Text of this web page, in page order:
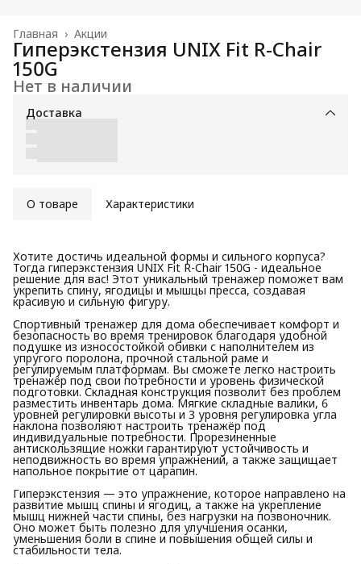
Акции
Главная ›
Гиперэкстензия UNIX Fit R-Chair
150G
Нет в наличии
Доставка
О товаре Характеристики
Хотите достичь идеальной формы и сильного корпуса?
Тогда гиперэкстензия UNIX Fit R-Chair 150G - идеальное
решение для вас! Этот уникальный тренажер поможет вам
укрепить спину, ягодицы и мышцы пресса, создавая
красивую и сильную фигуру.
Спортивный тренажер для дома обеспечивает комфорт и
безопасность во время тренировок благодаря удобной
подушке из износостойкой обивки с наполнителем из
упругого поролона, прочной стальной раме и
регулируемым платформам. Вы сможете легко настроить
тренажёр под свои потребности и уровень физической
подготовки. Складная конструкция позволит без проблем
разместить инвентарь дома. Мягкие складные валики, 6
уровней регулировки высоты и 3 уровня регулировка угла
наклона позволяют настроить тренажёр под
индивидуальные потребности. Прорезиненные
антискользящие ножки гарантируют устойчивость и
неподвижность во время упражнений, а также защищает
напольное покрытие от царапин.
Гиперэкстензия — это упражнение, которое направлено на
развитие мышц спины и ягодиц, а также на укрепление
мышц нижней части спины, без нагрузки на позвоночник.
Оно может быть полезно для улучшения осанки,
уменьшения боли в спине и повышения общей силы и
стабильности тела.